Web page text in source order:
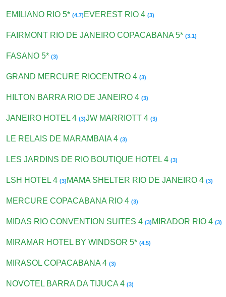
EMILIANO RIO 5*(4.7) EVEREST RIO 4(3)
FAIRMONT RIO DE JANEIRO COPACABANA 5*(3.1)
FASANO 5*(3)
GRAND MERCURE RIOCENTRO 4(3)
HILTON BARRA RIO DE JANEIRO 4(3)
JANEIRO HOTEL 4(3)JW MARRIOTT 4(3)
LE RELAIS DE MARAMBAIA 4(3)
LES JARDINS DE RIO BOUTIQUE HOTEL 4(3)
LSH HOTEL 4(3) MAMA SHELTER RIO DE JANEIRO 4(3)
MERCURE COPACABANA RIO 4(3)
MIDAS RIO CONVENTION SUITES 4(3) MIRADOR RIO 4(3)
MIRAMAR HOTEL BY WINDSOR 5*(4.5)
MIRASOL COPACABANA 4(3)
NOVOTEL BARRA DA TIJUCA 4(3)